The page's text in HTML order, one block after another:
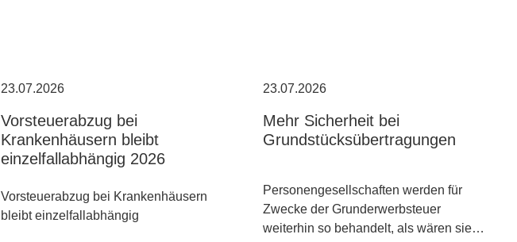
23.07.2026
Vorsteuerabzug bei
Krankenhäusern bleibt
einzelfallabhängig 2026
Vorsteuerabzug bei Krankenhäusern
bleibt einzelfallabhängig
23.07.2026
Mehr Sicherheit bei
Grundstücksübertragungen
Personengesellschaften werden für
Zwecke der Grunderwerbsteuer
weiterhin so behandelt, als wären sie…